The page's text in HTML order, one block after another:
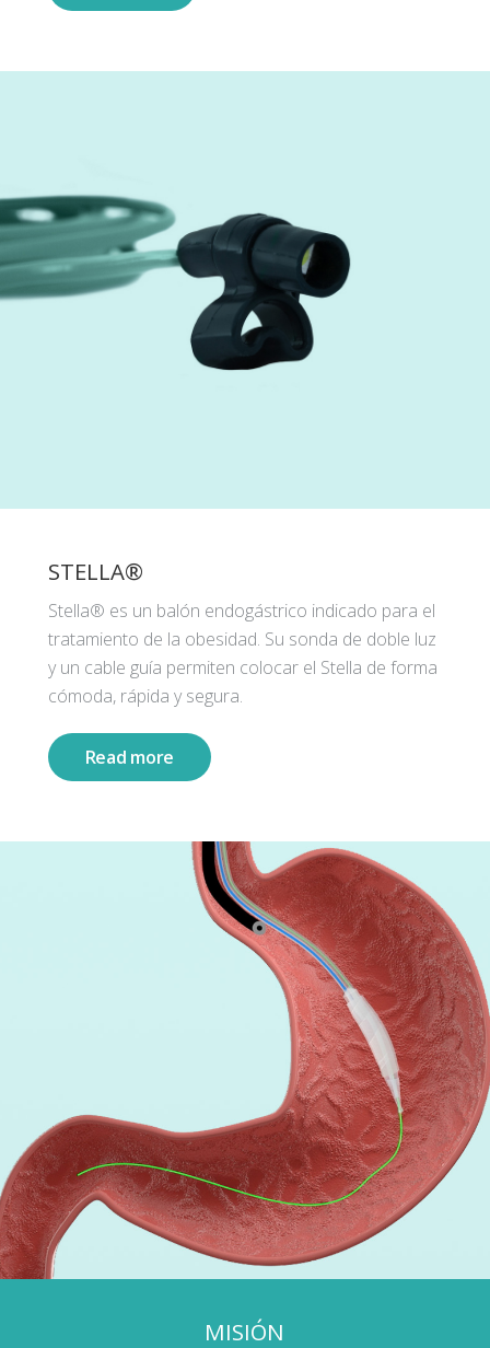
STELLA®
Stella® es un balón endogástrico indicado para el
tratamiento de la obesidad. Su sonda de doble luz
y un cable guía permiten colocar el Stella de forma
cómoda, rápida y segura.
Read more
MISIÓN